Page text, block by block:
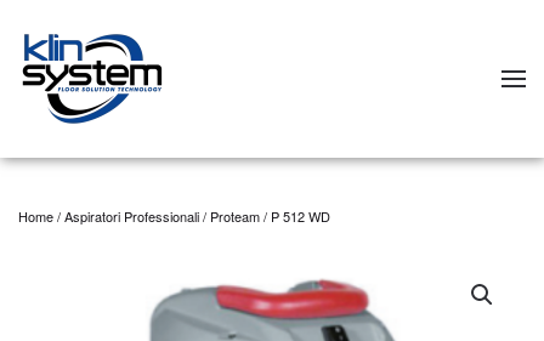
Skip to main content
Home/Aspiratori Professionali/ Proteam/ P 512 WD